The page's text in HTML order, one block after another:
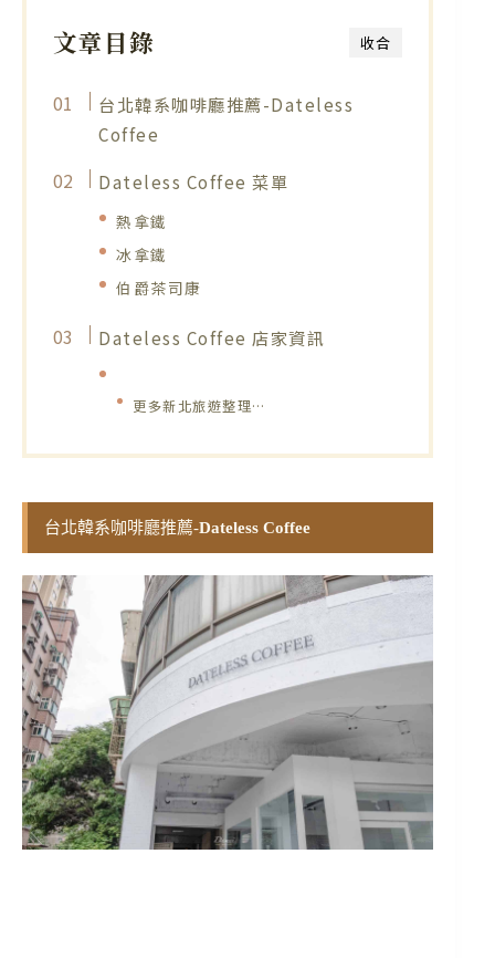
收合
文章目錄
台北韓系咖啡廳推薦-Dateless
Coffee
Dateless Coffee 菜單
熱拿鐵
冰拿鐵
伯爵茶司康
Dateless Coffee 店家資訊
更多新北旅遊整理…
台北韓系咖啡廳推薦-Dateless Coffee